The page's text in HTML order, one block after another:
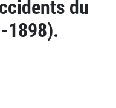
du
1898).